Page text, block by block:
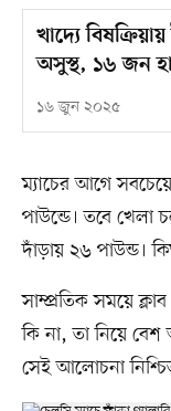
খাদ্যে
অসুস্থ, ১৬ জন
১৬ জুন ২০২৫
ম্যাচের আগে
পাউন্ডে। তবে খেলা
দাঁড়ায় ২৬ পাউন্ড।
সাম্প্রতিক সময়ে
কি না, তা নিয়ে
সেই আলোচনা